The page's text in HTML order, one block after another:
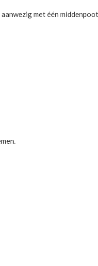
met één